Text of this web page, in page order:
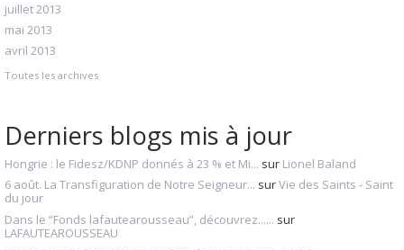
juillet 2013
mai 2013
avril 2013
Toutes les archives
Derniers blogs mis à jour
Hongrie : le Fidesz/KDNP donnés à 23 % et Mi... sur Lionel Baland
6 août. La Transfiguration de Notre Seigneur... surVie des Saints - Saint
du jour
Dans le ”Fonds lafautearousseau”, découvrez...... sur
LAFAUTEAROUSSEAU